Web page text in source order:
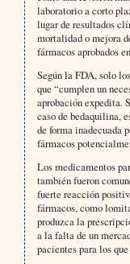
laboratorio a corto
lugar de resultados
mortalidad o mejora
fármacos aprobados
Según la FDA, solo
que “cumplen un
aprobación expedita.
caso de bedaquilina,
de forma inadecuada
fármacos
Los medicamentos
también fueron
fuerte reacción
fármacos, como
produzca la
a la falta de un
pacientes para los